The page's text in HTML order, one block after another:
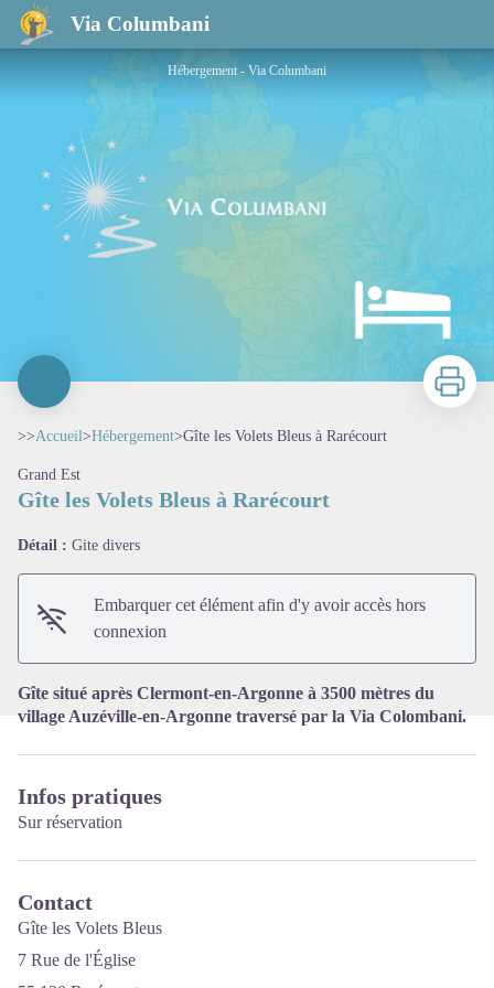
Via Columbani
Gîte les Volets Bleus à Rarécourt
Hébergement - Via Columbani
Imprimer
>>Accueil>Hébergement>Gîte les Volets Bleus à Rarécourt
Grand Est
Gîte les Volets Bleus à Rarécourt
Détail : Gite divers
Embarquer cet élément afin d'y avoir accès hors
connexion
Gîte situé après Clermont-en-Argonne à 3500 mètres du
village Auzéville-en-Argonne traversé par la Via Colombani.
Infos pratiques
Sur réservation
Contact
Gîte les Volets Bleus
7 Rue de l'Église